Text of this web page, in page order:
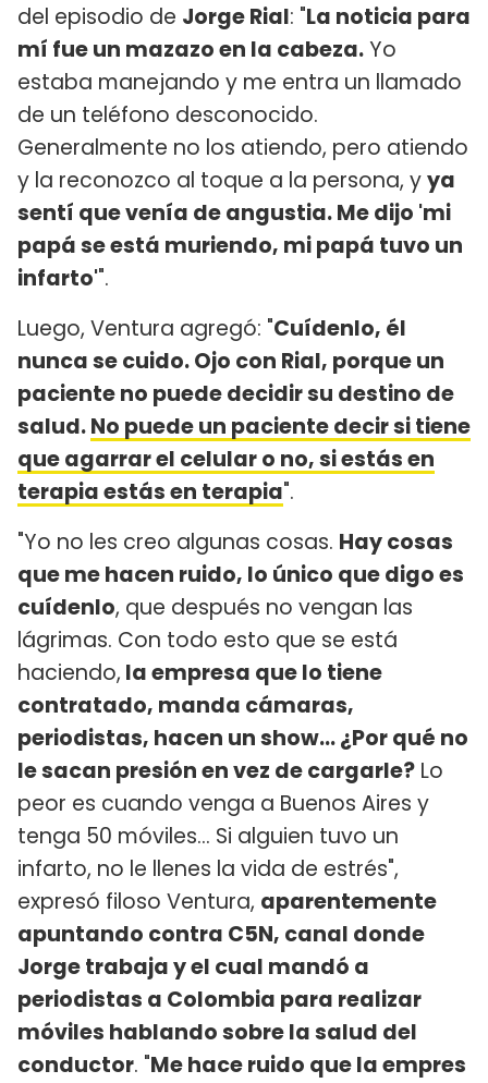
del episodio de Jorge Rial: "La noticia para
mí fue un mazazo en la cabeza.Yo
estaba manejando y me entra un llamado
de un teléfono desconocido.
Generalmente no los atiendo, pero atiendo
y la reconozco al toque a la persona, yya
sentí que venía de angustia. Me dijo 'mi
papá se está muriendo, mi papá tuvo un
infarto'".
Luego, Ventura agregó: "Cuídenlo, él
nunca se cuido. Ojo con Rial, porque un
paciente no puede decidir su destino de
salud.No puede un paciente decir si tiene
que agarrar el celular o no, si estás en
terapia estás en terapia".
"Yo no les creo algunas cosas. Hay cosas
que me hacen ruido, lo único que digo es
cuídenlo, que después no vengan las
lágrimas. Con todo esto que se está
haciendo, la empresa que lo tiene
contratado, manda cámaras,
periodistas, hacen un show... ¿Por qué no
le sacan presión en vez de cargarle? Lo
peor es cuando venga a Buenos Aires y
tenga 50 móviles... Si alguien tuvo un
infarto, no le llenes la vida de estrés",
expresó filoso Ventura, aparentemente
apuntando contra C5N, canal donde
Jorge trabaja y el cual mandó a
periodistas a Colombia para realizar
móviles hablando sobre la salud del
conductor. "Me hace ruido que la empres